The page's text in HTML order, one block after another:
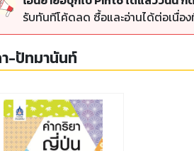
รับทันทีโค้ดลด ซื้อและอ่านได้ต่อเนื่อ
-ปัทมานันท์